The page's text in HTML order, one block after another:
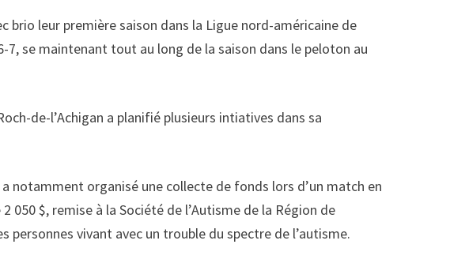
brio leur première saison dans la Ligue nord-américaine de
7, se maintenant tout au long de la saison dans le peloton au
de-l’Achigan a planifié plusieurs intiatives dans sa
a notamment organisé une collecte de fonds lors d’un match en
050 $, remise à la Société de l’Autisme de la Région de
personnes vivant avec un trouble du spectre de l’autisme.